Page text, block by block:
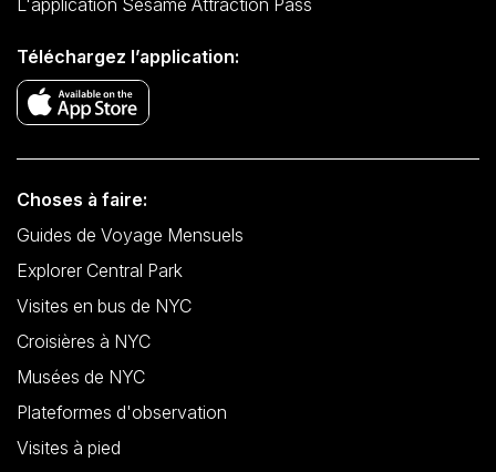
Téléchargez l’application:
Choses à faire:
Guides de Voyage Mensuels
Explorer Central Park
Visites en bus de NYC
Croisières à NYC
Musées de NYC
Plateformes d'observation
Visites à pied